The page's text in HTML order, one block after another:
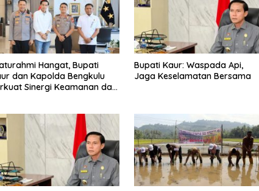
Hangat, Bupati
dan Kapolda Bengkulu
Sinergi Keamanan dan
Bupati Kaur: Waspada Api,
Jaga Keselamatan Bersama